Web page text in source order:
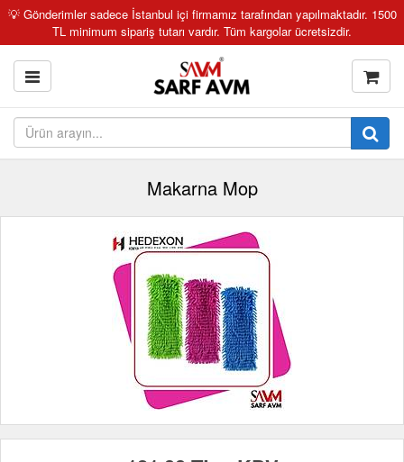
💡 Gönderimler sadece İstanbul içi firmamız tarafından yapılmaktadır. 1500
TL minimum sipariş tutarı vardır. Tüm kargolar ücretsizdir.
Makarna Mop